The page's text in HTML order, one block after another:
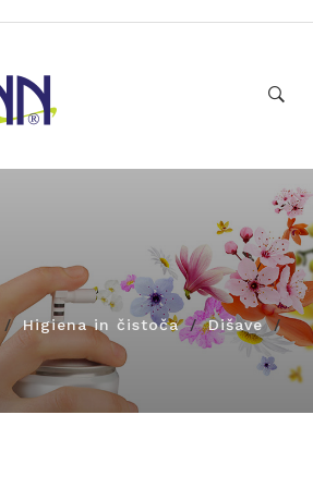
Higiena in čistoča Dišave